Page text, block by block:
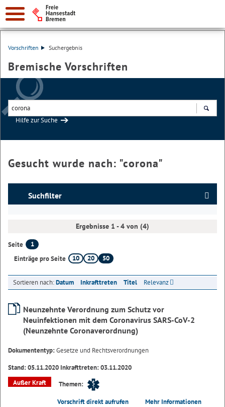
Vorschriften Suchergebnis
Bremische Vorschriften
Hilfe zur Suche
Gesucht wurde nach: "corona"
Suchfilter
Ergebnisse 1 - 4 von (4)
Seite
1
Einträge pro Seite
10 20 50
Sortieren nach:Datum Inkrafttreten Titel Relevanz
Neunzehnte Verordnung zum Schutz vor
Neuinfektionen mit dem Coronavirus SARS-CoV-2
(Neunzehnte Coronaverordnung)
Dokumententyp:Gesetze und Rechtsverordnungen
Stand: 05.11.2020 Inkrafttreten: 03.11.2020
Außer Kraft
Themen:
Vorschrift direkt aufrufen Mehr Informationen